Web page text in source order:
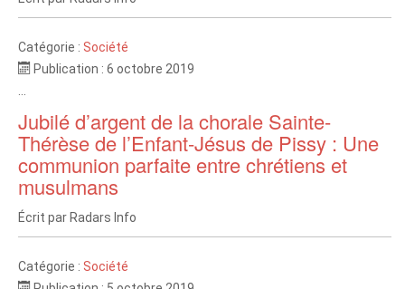
Catégorie : Société
Publication : 6 octobre 2019
Jubilé d’argent de la chorale Sainte-
Thérèse de l’Enfant-Jésus de Pissy : Une
communion parfaite entre chrétiens et
musulmans
Écrit par Radars Info
Catégorie : Société